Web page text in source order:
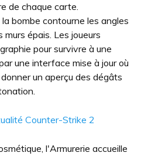
de chaque carte.
bombe contourne les angles
épais. Les joueurs
pour survivre à une
une interface mise à jour où
un aperçu des dégâts
Counter-Strike 2
l'Armurerie accueille